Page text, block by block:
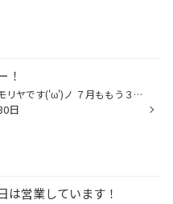
！
こんにちはモリヤです('ω')ノ ７月ももう３０日・・・ きっとあっという間に今年が終了するんでしょう。笑 今日は３の付く日なのでオイルデー！ いつもよりエンジンオイル・オートマオイルがお買得です（´-`）.｡oO 明日もオイルデーですので今日明日で是非ご来店くださいね！ 再三言ってますがタイ...
日
は営業しています！